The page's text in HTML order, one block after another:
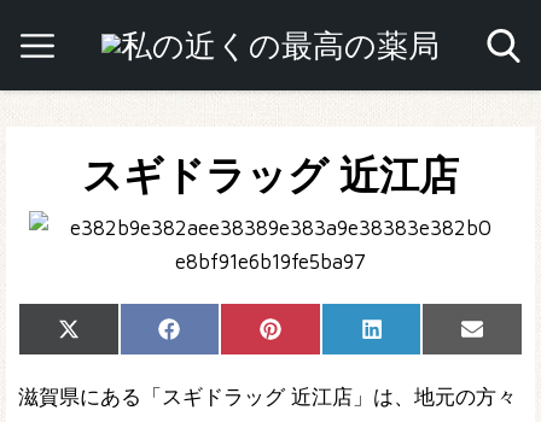
スギドラッグ 近江店
Share
on
X
(Twitter)
Share
on
Facebook Share
on
Pinterest Share
on
LinkedIn
Share
on
Email
滋賀県にある「スギドラッグ 近江店」は、地元の方々